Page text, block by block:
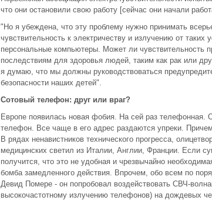
что они остановили свою работу [сейчас они начали
"Но я убеждена, что эту проблему нужно принимать
чувствительность к электричеству и излучению от
персональные компьютеры. Может ли чувствительность
последствиям для здоровья людей, таким как рак или
я думаю, что мы должны руководствоваться
безопасности наших детей".
Сотовый телефон: друг или враг?
Европе появилась новая фобия. На сей раз телефонная.
телефон. Все чаще в его адрес раздаются упреки.
В рядах ненавистников технического прогресса,
медицинских светил из Италии, Англии, Франции. Если
получится, что это не удобная и чрезвычайно
бомба замедленного действия. Впрочем, обо всем по
Девид Помере - он попробовал воздействовать СВЧ-
высокочастотному излучению телефонов) на дождевых